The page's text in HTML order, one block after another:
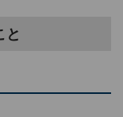
と